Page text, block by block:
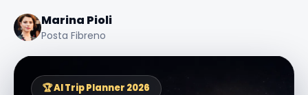
Marina Pioli
Posta Fibreno
🏆 AI Trip Planner 2026